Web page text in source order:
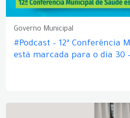
Governo Municipal
#Podcast – 12ª Conferência
está marcada para o dia 30